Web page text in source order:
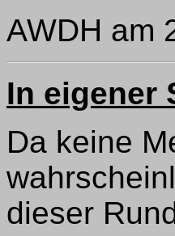
AWDH am
In eigener
Da keine
dieser